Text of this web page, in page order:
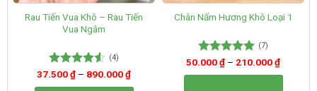
Rau Tiến Vua Khô – Rau Tiến
Vua Ngâm
Được xếp
hạng4.50
(4)
37.500₫ – 890.000₫
Chân Nấm Hương Khô Loại 1
Được xếp
hạng5.00
(7)
50.000₫ – 210.000₫